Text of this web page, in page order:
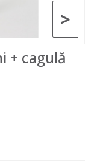
>
+ cagulă